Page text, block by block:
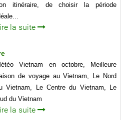
itinéraire, de choisir la période
la suite
Vietnam en octobre, Meilleure
de voyage au Vietnam, Le Nord
Vietnam, Le Centre du Vietnam, Le
du Vietnam
la suite